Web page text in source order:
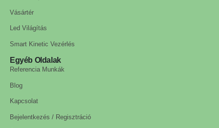
Vásártér
Led Világítás
Smart Kinetic Vezérlés
Egyéb Oldalak
Referencia Munkák
Blog
Kapcsolat
Bejelentkezés / Regisztráció